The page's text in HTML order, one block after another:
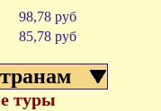
98,78 руб
85,78 руб
туры